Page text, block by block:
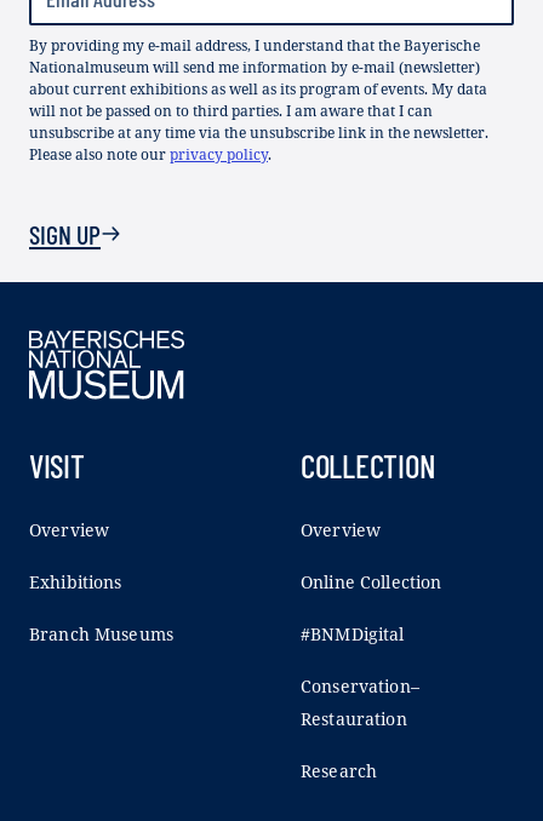
By providing my e-mail address, I understand that the Bayerische
Nationalmuseum will send me information by e-mail (newsletter)
about current exhibitions as well as its program of events. My data
will not be passed on to third parties. I am aware that I can
unsubscribe at any time via the unsubscribe link in the newsletter.
Please also note ourprivacy policy.
SIGN UP
VISIT
Overview
Exhibitions
Branch Museums
COLLECTION
Overview
Online Collection
#BNMDigital
Conservation–
Restauration
Research